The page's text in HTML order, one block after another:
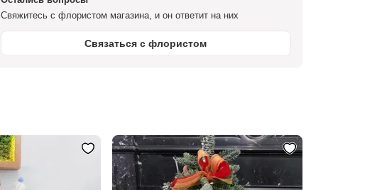
Свяжитесь с флористом магазина, и он ответит на них
Связаться с флористом